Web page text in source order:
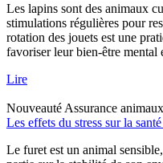
Les lapins sont des animaux
stimulations régulières pour
rotation des jouets est une
favoriser leur bien-être mental
Lire
Nouveauté Assurance animaux
Les effets du stress sur la
Le furet est un animal